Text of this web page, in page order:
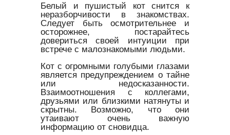
Белый и пушистый кот снится к
неразборчивости в знакомствах.
Следует быть осмотрительнее и
осторожнее, постарайтесь
довериться своей интуиции при
встрече с малознакомыми людьми.
Кот с огромными голубыми глазами
является предупреждением о тайне
или недосказанности.
Взаимоотношения с коллегами,
друзьями или близкими натянуты и
скрытны. Возможно, что они
утаивают очень важную
информацию от сновидца.